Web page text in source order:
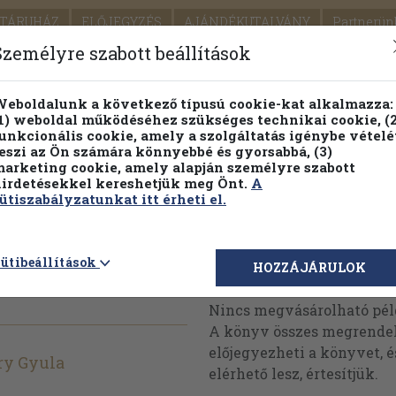
ELŐJEGYZÉS AJÁNDÉKUTALVÁNY
SEGÍTSÉG
PILLANATNYI ÁRAINK FENNTARTHATÓ
Részletes kereső Témaköri fa
I-II.
Gyula
Megvásárolható
Nincs megvásárolható
A könyv összes
előjegyezheti a könyvet,
elérhető lesz, értesítjük.
szabott beállítások
a következő típusú cookie-kat alkalmazza:
weboldal működéséhez szükséges technikai cookie,
cookie, amely a szolgáltatás igénybe
az Ön számára könnyebbé és gyorsabbá, (3)
cookie, amely alapján személyre szabott
kereshetjük meg Önt. A
itt érheti el.
HOZZÁJÁRULOK